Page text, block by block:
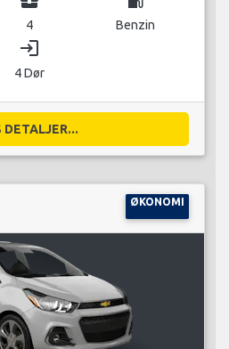
4 Benzin
login
4 Dør
DETALJER...
ØKONOMI